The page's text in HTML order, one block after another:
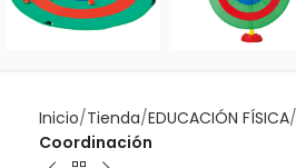
Inicio Tienda EDUCACIÓN FÍSICA
Coordinación